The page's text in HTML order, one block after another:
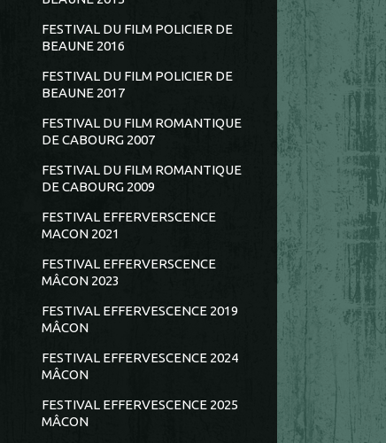
FESTIVAL DU FILM POLICIER DE
BEAUNE 2016
FESTIVAL DU FILM POLICIER DE
BEAUNE 2017
FESTIVAL DU FILM ROMANTIQUE
DE CABOURG 2007
FESTIVAL DU FILM ROMANTIQUE
DE CABOURG 2009
FESTIVAL EFFERVERSCENCE
MACON 2021
FESTIVAL EFFERVERSCENCE
MÂCON 2023
FESTIVAL EFFERVESCENCE 2019
MÂCON
FESTIVAL EFFERVESCENCE 2024
MÂCON
FESTIVAL EFFERVESCENCE 2025
MÂCON